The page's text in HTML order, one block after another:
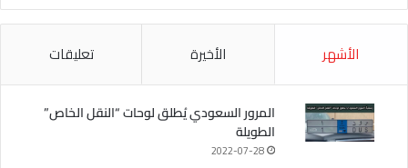
الأشهر الأخيرة تعليقات
المرور السعودي يُطلق لوحات “النقل الخاص”
الطويلة
2022-07-28